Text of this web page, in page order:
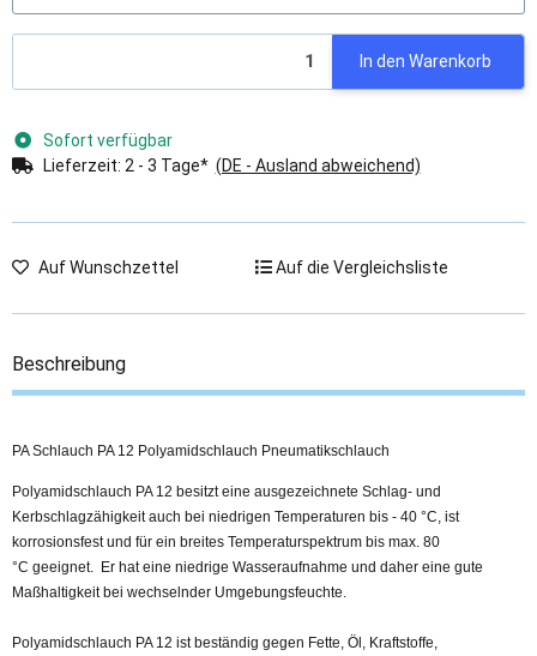
In den Warenkorb
Sofort verfügbar
Lieferzeit: 2 - 3 Tage* (DE - Ausland abweichend)
Auf Wunschzettel Auf die Vergleichsliste
Beschreibung
PA Schlauch PA 12 Polyamidschlauch Pneumatikschlauch
Polyamidschlauch PA 12 besitzt eine ausgezeichnete Schlag- und
Kerbschlagzähigkeit auch bei niedrigen Temperaturen bis - 40 °C, ist
korrosionsfest und für ein breites Temperaturspektrum bis max. 80
°C geeignet. Er hat eine niedrige Wasseraufnahme und daher eine gute
Maßhaltigkeit bei wechselnder Umgebungsfeuchte.
Polyamidschlauch PA 12 ist beständig gegen Fette, Öl, Kraftstoffe,